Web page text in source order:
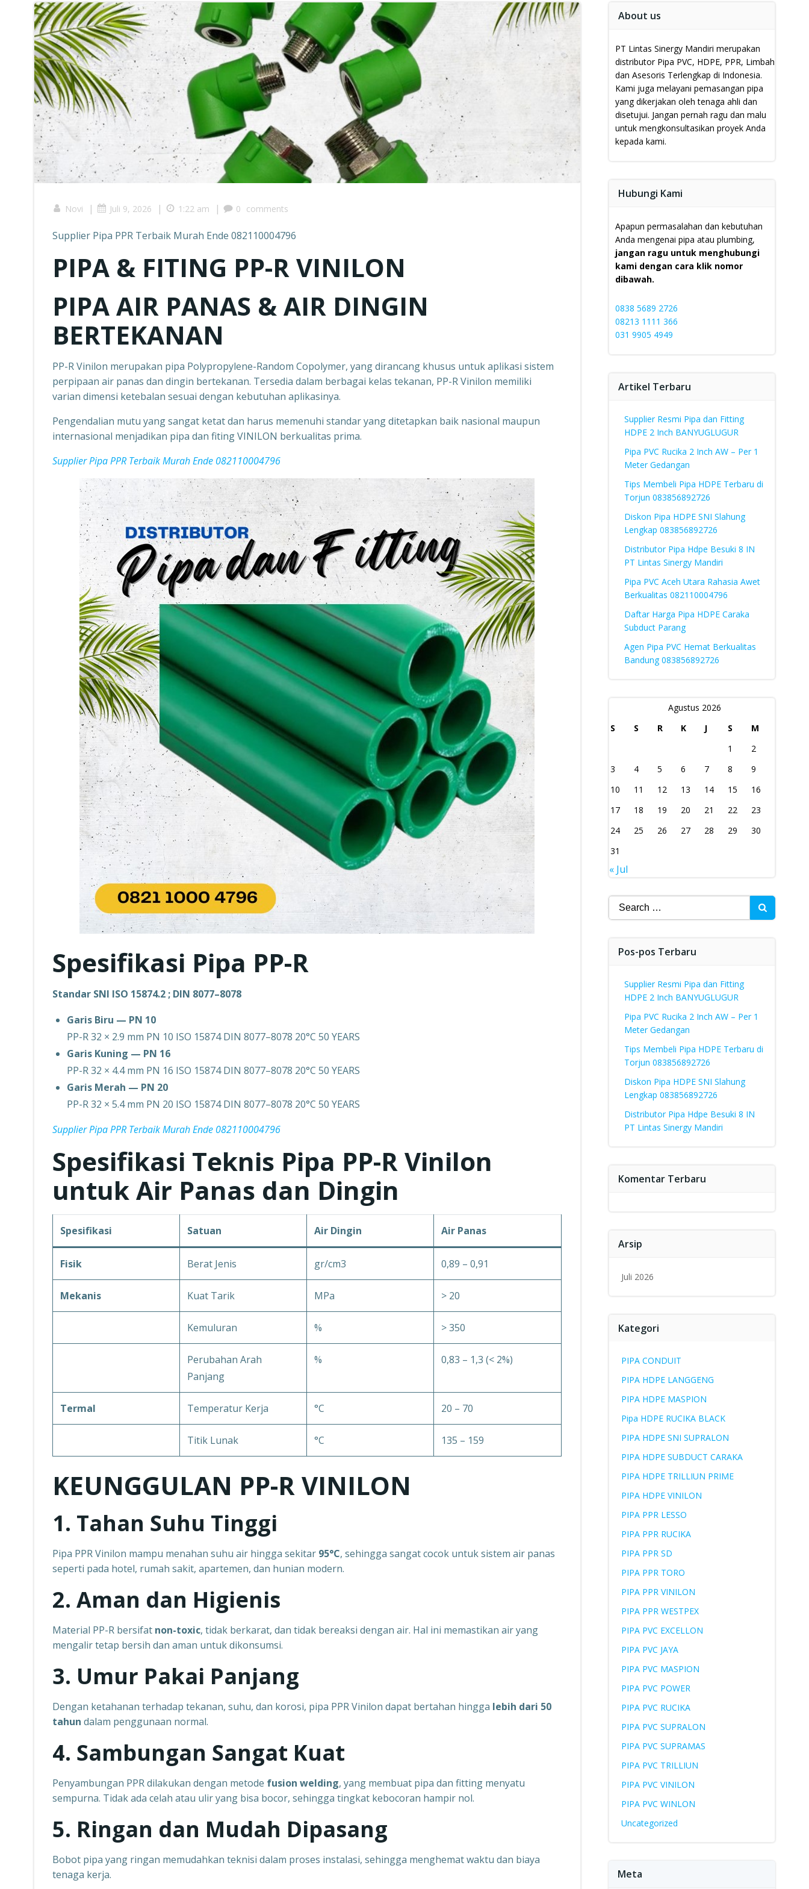
Novi | Juli 9, 2026 | 1:22 am | 0 comments
Supplier Pipa PPR Terbaik Murah Ende 082110004796
PIPA & FITING PP-R VINILON
PIPA AIR PANAS & AIR DINGIN
BERTEKANAN
PP-R Vinilon merupakan pipa Polypropylene-Random Copolymer, yang dirancang khusus untuk aplikasi sistem
perpipaan air panas dan dingin bertekanan. Tersedia dalam berbagai kelas tekanan, PP-R Vinilon memiliki
varian dimensi ketebalan sesuai dengan kebutuhan aplikasinya.
Pengendalian mutu yang sangat ketat dan harus memenuhi standar yang ditetapkan baik nasional maupun
internasional menjadikan pipa dan fiting VINILON berkualitas prima.
Supplier Pipa PPR Terbaik Murah Ende 082110004796
Spesifikasi Pipa PP-R
Standar SNI ISO 15874.2 ; DIN 8077–8078
Garis Biru — PN 10
PP-R 32 × 2.9 mm PN 10 ISO 15874 DIN 8077–8078 20°C 50 YEARS
Garis Kuning — PN 16
PP-R 32 × 4.4 mm PN 16 ISO 15874 DIN 8077–8078 20°C 50 YEARS
Garis Merah — PN 20
PP-R 32 × 5.4 mm PN 20 ISO 15874 DIN 8077–8078 20°C 50 YEARS
Supplier Pipa PPR Terbaik Murah Ende 082110004796
Spesifikasi Teknis Pipa PP-R Vinilon
untuk Air Panas dan Dingin
Spesifikasi Satuan Air Dingin Air Panas
Fisik Berat Jenis gr/cm3 0,89 – 0,91
Mekanis Kuat Tarik MPa > 20
Kemuluran % > 350
Perubahan Arah
Panjang
% 0,83 – 1,3 (< 2%)
Termal Temperatur Kerja °C 20 – 70
Titik Lunak °C 135 – 159
KEUNGGULAN PP-R VINILON
1. Tahan Suhu Tinggi
Pipa PPR Vinilon mampu menahan suhu air hingga sekitar 95°C, sehingga sangat cocok untuk sistem air panas
seperti pada hotel, rumah sakit, apartemen, dan hunian modern.
2. Aman dan Higienis
Material PP-R bersifat non-toxic, tidak berkarat, dan tidak bereaksi dengan air. Hal ini memastikan air yang
mengalir tetap bersih dan aman untuk dikonsumsi.
3. Umur Pakai Panjang
Dengan ketahanan terhadap tekanan, suhu, dan korosi, pipa PPR Vinilon dapat bertahan hingga lebih dari 50
tahun dalam penggunaan normal.
4. Sambungan Sangat Kuat
Penyambungan PPR dilakukan dengan metode fusion welding, yang membuat pipa dan fitting menyatu
sempurna. Tidak ada celah atau ulir yang bisa bocor, sehingga tingkat kebocoran hampir nol.
5. Ringan dan Mudah Dipasang
Bobot pipa yang ringan memudahkan teknisi dalam proses instalasi, sehingga menghemat waktu dan biaya
tenaga kerja.
About us
PT Lintas Sinergy Mandiri merupakan
distributor Pipa PVC, HDPE, PPR, Limbah
dan Asesoris Terlengkap di Indonesia.
Kami juga melayani pemasangan pipa
yang dikerjakan oleh tenaga ahli dan
disetujui. Jangan pernah ragu dan malu
untuk mengkonsultasikan proyek Anda
kepada kami.
Hubungi Kami
Apapun permasalahan dan kebutuhan
Anda mengenai pipa atau plumbing,
jangan ragu untuk menghubungi
kami dengan cara klik nomor
dibawah.
0838 5689 2726
08213 1111 366
031 9905 4949
Artikel Terbaru
Supplier Resmi Pipa dan Fitting
HDPE 2 Inch BANYUGLUGUR
Pipa PVC Rucika 2 Inch AW – Per 1
Meter Gedangan
Tips Membeli Pipa HDPE Terbaru di
Torjun 083856892726
Diskon Pipa HDPE SNI Slahung
Lengkap 083856892726
Distributor Pipa Hdpe Besuki 8 IN
PT Lintas Sinergy Mandiri
Pipa PVC Aceh Utara Rahasia Awet
Berkualitas 082110004796
Daftar Harga Pipa HDPE Caraka
Subduct Parang
Agen Pipa PVC Hemat Berkualitas
Bandung 083856892726
Agustus 2026
S
S R K J S
M
1
2
3
4 5 6 7 8
9
10
11 12 13 14 15
16
17
18 19 20 21 22
23
24
25 26 27 28 29
30
31
« Jul
Search
for:
Pos-pos Terbaru
Supplier Resmi Pipa dan Fitting
HDPE 2 Inch BANYUGLUGUR
Pipa PVC Rucika 2 Inch AW – Per 1
Meter Gedangan
Tips Membeli Pipa HDPE Terbaru di
Torjun 083856892726
Diskon Pipa HDPE SNI Slahung
Lengkap 083856892726
Distributor Pipa Hdpe Besuki 8 IN
PT Lintas Sinergy Mandiri
Komentar Terbaru
Arsip
Juli 2026
Kategori
PIPA CONDUIT
PIPA HDPE LANGGENG
PIPA HDPE MASPION
Pipa HDPE RUCIKA BLACK
PIPA HDPE SNI SUPRALON
PIPA HDPE SUBDUCT CARAKA
PIPA HDPE TRILLIUN PRIME
PIPA HDPE VINILON
PIPA PPR LESSO
PIPA PPR RUCIKA
PIPA PPR SD
PIPA PPR TORO
PIPA PPR VINILON
PIPA PPR WESTPEX
PIPA PVC EXCELLON
PIPA PVC JAYA
PIPA PVC MASPION
PIPA PVC POWER
PIPA PVC RUCIKA
PIPA PVC SUPRALON
PIPA PVC SUPRAMAS
PIPA PVC TRILLIUN
PIPA PVC VINILON
PIPA PVC WINLON
Uncategorized
Meta